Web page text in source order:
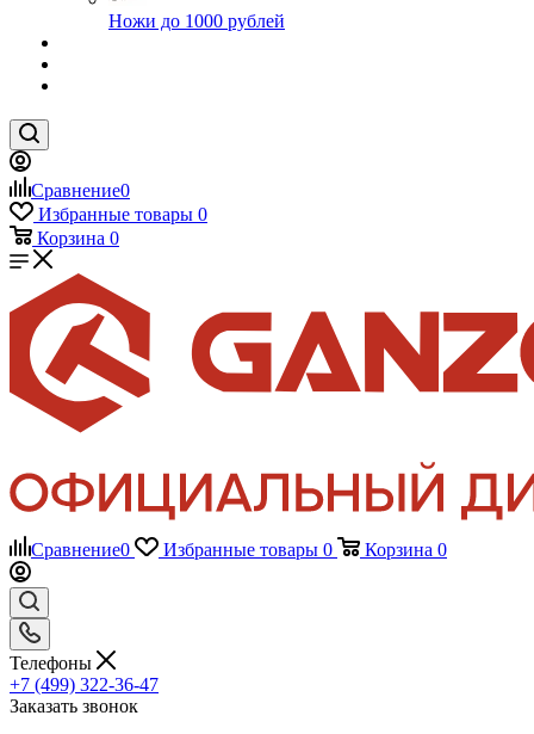
Ножи до 1000 рублей
Сравнение0
Избранные товары 0
Корзина 0
Сравнение0 Избранные товары 0 Корзина 0
Телефоны
+7 (499) 322-36-47
Заказать звонок